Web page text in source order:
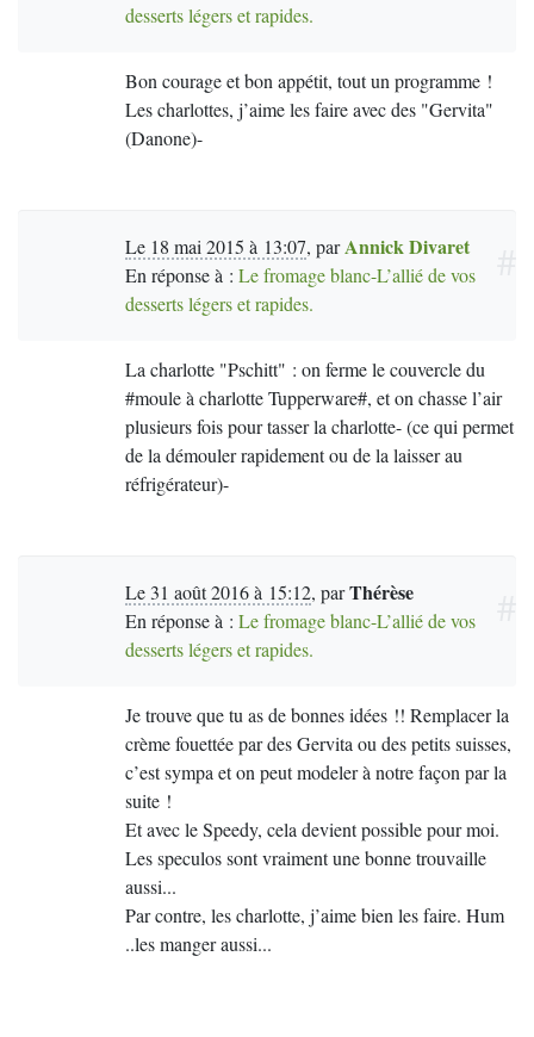
desserts légers et rapides.
Bon courage et bon appétit, tout un programme !
Les charlottes, j’aime les faire avec des "Gervita"
(Danone)-
Le 18 mai 2015 à 13:07, parAnnick Divaret
En réponse à : Le fromage blanc-L’allié de vos
desserts légers et rapides.
La charlotte "Pschitt" : on ferme le couvercle du
#moule à charlotte Tupperware#, et on chasse l’air
plusieurs fois pour tasser la charlotte- (ce qui permet
de la démouler rapidement ou de la laisser au
réfrigérateur)-
Le 31 août 2016 à 15:12, parThérèse
En réponse à : Le fromage blanc-L’allié de vos
desserts légers et rapides.
Je trouve que tu as de bonnes idées !! Remplacer la
crème fouettée par des Gervita ou des petits suisses,
c’est sympa et on peut modeler à notre façon par la
suite !
Et avec le Speedy, cela devient possible pour moi.
Les speculos sont vraiment une bonne trouvaille
aussi...
Par contre, les charlotte, j’aime bien les faire. Hum
..les manger aussi...